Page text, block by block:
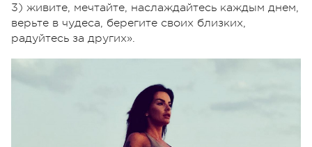
3) живите, мечтайте, наслаждайтесь каждым днем,
верьте в чудеса, берегите своих близких,
радуйтесь за других».